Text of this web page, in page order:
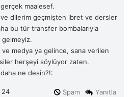
maalesef.
ve dilerim geçmişten ibret ve dersler
bu tür transfer bombalarıyla
ve medya ya gelince, sana verilen
herşeyi söylüyor zaten.
ne desin?!:
24 Yanıtla
Spam